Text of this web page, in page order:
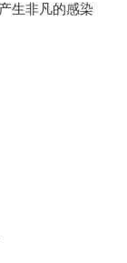
生非凡的感染